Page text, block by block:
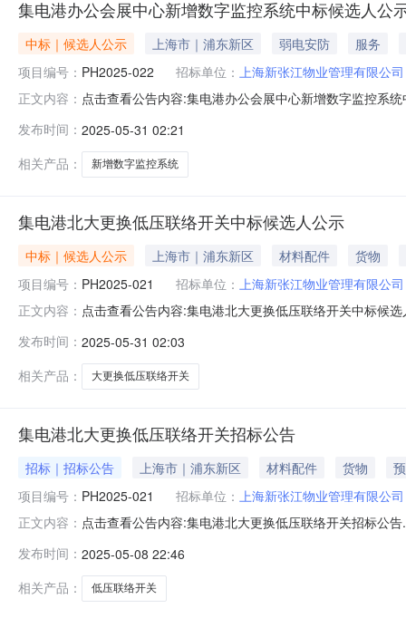
集电港办公会展中心新增数字监控系统中标候选人公
中标｜候选人公示 上海市｜浦东新区 弱电安防
服务
项目编号： PH2025-022 招标单位： 上海新张江物业管理有限公司
正文内容： 点击查看公告内容:集电港办公会展中心新增数字监控系
32.958552万元，质量：满足招标文件要求，工期/交货
期/
发布时间： 2025-05-31 02:21
相关产品：
新增数字监控系统
集电港北大更换低压联络开关中标候选人公示
中标｜候选人公示 上海市｜浦东新区 材料配件
货物
项目编号： PH2025-021 招标单位： 上海新张江物业管理有限公司
正文内容： 点击查看公告内容:集电港北大更换低压联络开关中标候
招标文件要求，工期/交货期/服务期：21天；中标候选人
发布时间： 2025-05-31 02:03
相关产品：
大更换低压联络开关
集电港北大更换低压联络开关招标公告
招标｜招标公告 上海市｜浦东新区 材料配件 货物
项目编号： PH2025-021 招标单位： 上海新张江物业管理有限公司
正文内容： 点击查看公告内容:集电港北大更换低压联络开关招标公
招标。二、项目概况和招标范围规模：1.招标内容：招
三章技术要求书。2.项目地址
发布时间： 2025-05-08 22:46
相关产品：
低压联络开关